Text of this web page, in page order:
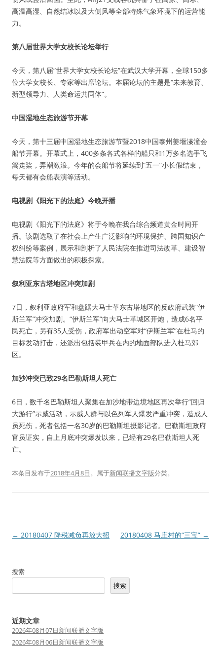
高温高湿、自然结冰以及大侧风等全部特殊气象环境下的运营能
力。
第八届世界大学女校长论坛举行
今天，第八届“世界大学女校长论坛”在武汉大学开幕，全球150多
位大学女校长、专家等出席论坛。本届论坛的主题是“未来教育、
新型领导力、人类命运共同体”。
中国湿地生态旅游节开幕
今天，第十三届中国湿地生态旅游节暨2018中国泰州姜堰溱潼会
船节开幕。开幕式上，400多条各式各样的船只和1万多名选手飞
篙走桨，弄潮激浪。今年的会船节将延续到“五一”小长假结束，
每天都有会船表演等活动。
电视剧《阳光下的法庭》今晚开播
电视剧《阳光下的法庭》将于今晚在我台综合频道黄金时间开
播。该剧选取了在社会上产生广泛影响的环境保护、跨国知识产
权纠纷等案例，展示和剖析了人民法院在推进司法改革、建设智
慧法院等方面做出的积极探索。
叙利亚东古塔地区冲突加剧
7日，叙利亚政府军和盘踞大马士革东古塔地区的反政府武装“伊
斯兰军”冲突加剧。“伊斯兰军”向大马士革城区开炮，造成6名平
民死亡，另有35人受伤，政府军出动空军对“伊斯兰军”在杜马的
目标发动打击，还派出包括装甲兵在内的地面部队进入杜马郊
区。
加沙冲突已致29名巴勒斯坦人死亡
6日，数千名巴勒斯坦人聚集在加沙地带边境地区再次举行“回归
大游行”示威活动，示威人群与以色列军人爆发严重冲突，造成人
员死伤，死者包括一名30岁的巴勒斯坦摄影记者。巴勒斯坦政府
官员证实，自上月底冲突爆发以来，已经有29名巴勒斯坦人死
亡。
本条目发布于2018年4月8日。属于新闻联播文字版分类。
文
航
← 20180407 降税减负再放大招 20180408 马庄村的“三宝” →
搜索
搜索
近期文章
2026年08月07日新闻联播文字版
2026年08月06日新闻联播文字版